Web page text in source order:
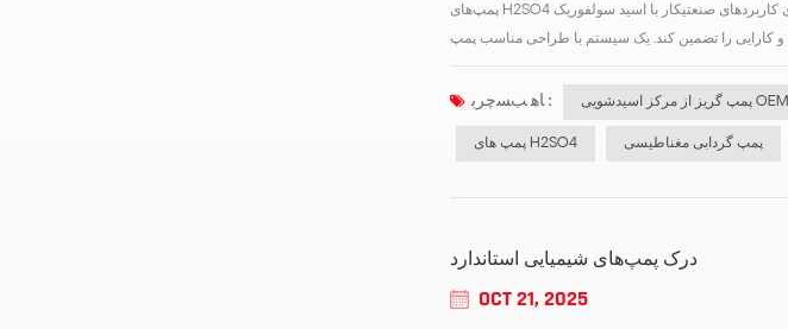
پمپ‌های H2SO4 با کارایی بالا برای کاربردهای صنعتیکار با اسید سولفوریک (H2SO4) یکی از سخت‌ترین چالش‌ها در صنایع شیمیایی است. ماهیت بسیار خورنده و اکسیدکننده آن نیاز به
ﺎﻫ ﺐﺴﭼﺮﺑ : پمپ گریز از مرکز اسیدشویی OEM
پمپ های H2SO4 پمپ گردابی مغناطیسی
درک پمپ‌های شیمیایی استاندارد
OCT 21, 2025